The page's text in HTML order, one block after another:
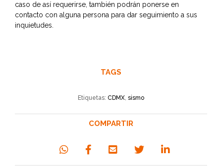
caso de así requerirse, también podrán ponerse en
contacto con alguna persona para dar seguimiento a sus
inquietudes.
TAGS
Etiquetas: CDMX, sismo
COMPARTIR